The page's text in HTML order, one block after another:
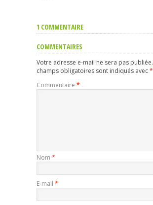
1 COMMENTAIRE
COMMENTAIRES
Votre adresse e-mail ne sera pas publiée.
champs obligatoires sont indiqués avec*
Commentaire *
Nom *
E-mail *